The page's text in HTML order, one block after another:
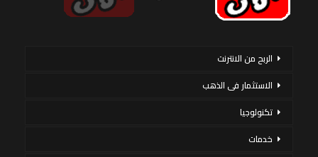
الربح من الانترنت
الاستثمار فى الذهب
تكنولوجيا
خدمات